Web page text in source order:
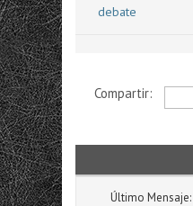
debate
Compartir:
Último Mensaje: